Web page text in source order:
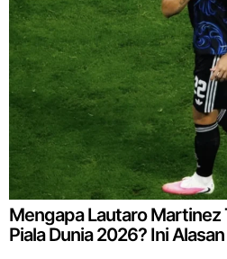
Mengapa Lautaro Martinez
Piala Dunia 2026? Ini